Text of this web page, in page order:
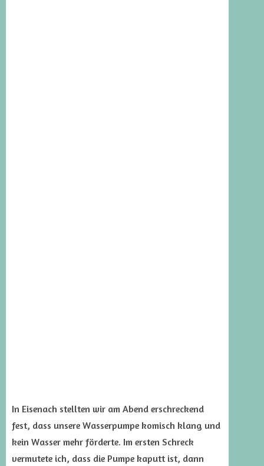
In Eisenach stellten wir am Abend erschreckend
fest, dass unsere Wasserpumpe komisch klang und
kein Wasser mehr förderte. Im ersten Schreck
vermutete ich, dass die Pumpe kaputt ist, dann